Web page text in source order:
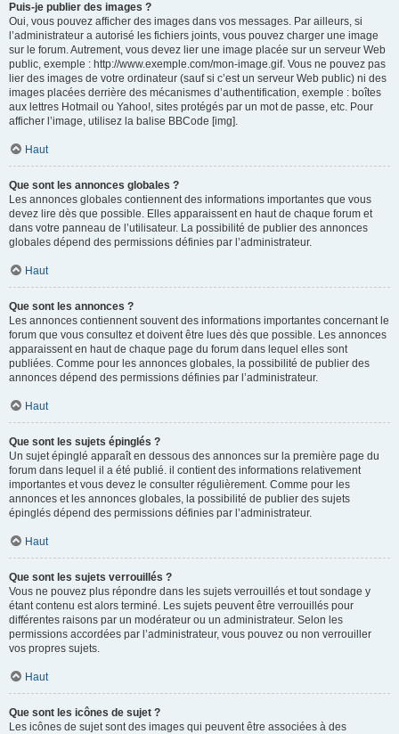
Puis-je publier des images ?
Oui, vous pouvez afficher des images dans vos messages. Par ailleurs, si
l’administrateur a autorisé les fichiers joints, vous pouvez charger une image
sur le forum. Autrement, vous devez lier une image placée sur un serveur Web
public, exemple : http://www.exemple.com/mon-image.gif. Vous ne pouvez pas
lier des images de votre ordinateur (sauf si c’est un serveur Web public) ni des
images placées derrière des mécanismes d’authentification, exemple : boîtes
aux lettres Hotmail ou Yahoo!, sites protégés par un mot de passe, etc. Pour
afficher l’image, utilisez la balise BBCode [img].
Haut
Que sont les annonces globales ?
Les annonces globales contiennent des informations importantes que vous
devez lire dès que possible. Elles apparaissent en haut de chaque forum et
dans votre panneau de l’utilisateur. La possibilité de publier des annonces
globales dépend des permissions définies par l’administrateur.
Haut
Que sont les annonces ?
Les annonces contiennent souvent des informations importantes concernant le
forum que vous consultez et doivent être lues dès que possible. Les annonces
apparaissent en haut de chaque page du forum dans lequel elles sont
publiées. Comme pour les annonces globales, la possibilité de publier des
annonces dépend des permissions définies par l’administrateur.
Haut
Que sont les sujets épinglés ?
Un sujet épinglé apparaît en dessous des annonces sur la première page du
forum dans lequel il a été publié. il contient des informations relativement
importantes et vous devez le consulter régulièrement. Comme pour les
annonces et les annonces globales, la possibilité de publier des sujets
épinglés dépend des permissions définies par l’administrateur.
Haut
Que sont les sujets verrouillés ?
Vous ne pouvez plus répondre dans les sujets verrouillés et tout sondage y
étant contenu est alors terminé. Les sujets peuvent être verrouillés pour
différentes raisons par un modérateur ou un administrateur. Selon les
permissions accordées par l’administrateur, vous pouvez ou non verrouiller
vos propres sujets.
Haut
Que sont les icônes de sujet ?
Les icônes de sujet sont des images qui peuvent être associées à des